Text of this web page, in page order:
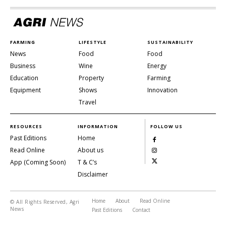
FARMING
News
Business
Education
Equipment
LIFESTYLE
Food
Wine
Property
Shows
Travel
SUSTAINABILITY
Food
Energy
Farming
Innovation
RESOURCES
Past Editions
Read Online
App (Coming Soon)
INFORMATION
Home
About us
T & C’s
Disclaimer
FOLLOW US
© All Rights Reserved, Agri
News
Home About
Read Online
Past Editions
Contact